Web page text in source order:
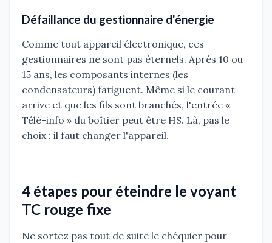
Défaillance du gestionnaire d'énergie
Comme tout appareil électronique, ces
gestionnaires ne sont pas éternels. Après 10 ou
15 ans, les composants internes (les
condensateurs) fatiguent. Même si le courant
arrive et que les fils sont branchés, l'entrée «
Télé-info » du boîtier peut être HS. Là, pas le
choix : il faut changer l'appareil.
4 étapes pour éteindre le voyant
TC rouge fixe
Ne sortez pas tout de suite le chéquier pour